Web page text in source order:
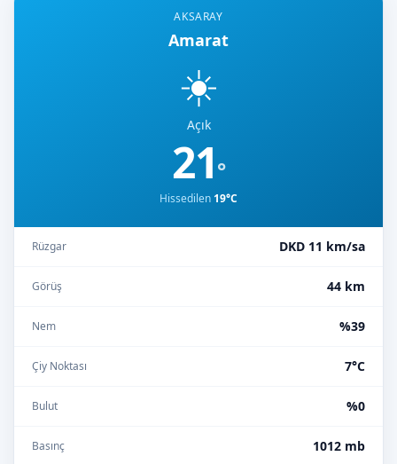
AKSARAY
Amarat
☀️
Açık
21°
Hissedilen 19°C
Rüzgar DKD 11 km/sa
Görüş 44 km
Nem %39
Çiy Noktası 7°C
Bulut %0
Basınç 1012 mb